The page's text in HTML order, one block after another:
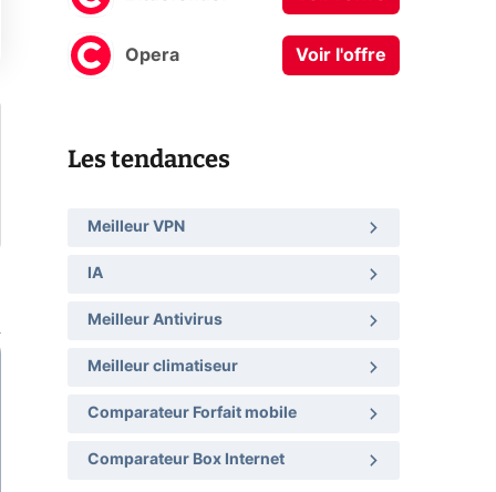
Opera Voir l'offre
Les tendances
Meilleur VPN
IA
Meilleur Antivirus
Meilleur climatiseur
Comparateur Forfait mobile
Comparateur Box Internet